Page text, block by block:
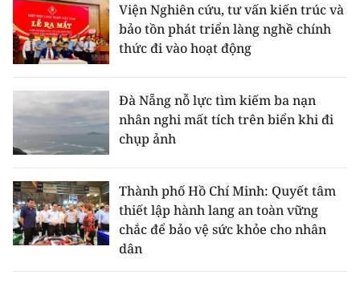
Viện Nghiên cứu, tư vấn kiến trúc và
bảo tồn phát triển làng nghề chính
thức đi vào hoạt động
Đà Nẵng nỗ lực tìm kiếm ba nạn
nhân nghi mất tích trên biển khi đi
chụp ảnh
Thành phố Hồ Chí Minh: Quyết tâm
thiết lập hành lang an toàn vững
chắc để bảo vệ sức khỏe cho nhân
dân